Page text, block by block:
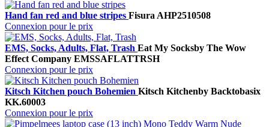
Hand fan red and blue stripes Fisura AHP2510508
Connexion pour le prix
EMS, Socks, Adults, Flat, Trash Eat My Socksby The Wow
Effect Company EMSSAFLATTRSH
Connexion pour le prix
Kitsch Kitchen pouch Bohemien Kitsch Kitchenby Backtobasix
KK.60003
Connexion pour le prix